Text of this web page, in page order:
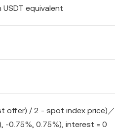
USDT equivalent
offer) / 2 - spot index price)／
-0.75%, 0.75%), interest = 0